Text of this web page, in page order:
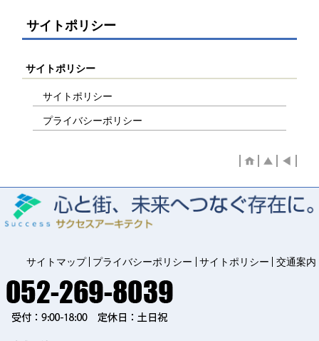
サイトポリシー
サイトポリシー
サイトポリシー
プライバシーポリシー
サイトマップ プライバシーポリシー サイトポリシー 交通案内